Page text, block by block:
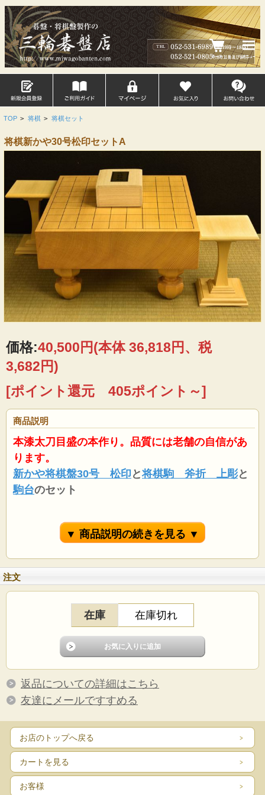
TOP > 将棋 > 将棋セット
将棋新かや30号松印セットA
価格:40,500円(本体 36,818円、税
3,682円)
[ポイント還元 405ポイント～]
商品説明
本漆太刀目盛の本作り。品質には老舗の自信があ
ります。
新かや将棋盤30号 松印 と将棋駒 斧折 上彫と
駒台のセット
セットの将棋盤の説明
365x335x90ミリ
本漆太刀目盛の本作り
天然木につき木目は一面一面異なります。
▼ 商品説明の続きを見る ▼
注文
在庫 在庫切れ
返品についての詳細はこちら
友達にメールですすめる
お店のトップへ戻る
カートを見る
お客様